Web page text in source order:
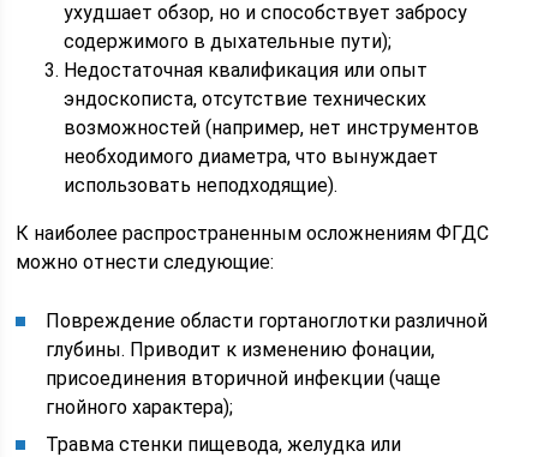
ухудшает обзор, но и способствует забросу
содержимого в дыхательные пути);
Недостаточная квалификация или опыт
эндоскописта, отсутствие технических
возможностей (например, нет инструментов
необходимого диаметра, что вынуждает
использовать неподходящие).
К наиболее распространенным осложнениям ФГДС
можно отнести следующие:
Повреждение области гортаноглотки различной
глубины. Приводит к изменению фонации,
присоединения вторичной инфекции (чаще
гнойного характера);
Травма стенки пищевода, желудка или